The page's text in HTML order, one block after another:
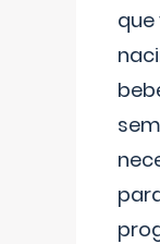
que